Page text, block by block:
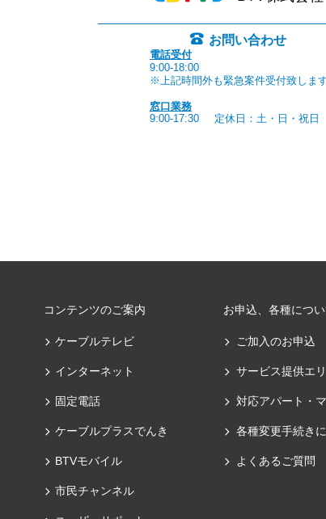
お問い合わせ
電話受付
9:00-18:00
※上記時間外も緊急案件受付致します
窓口業務
9:00-17:30
定休日：土・日・祝日
コンテンツのご案内
ケーブルテレビ
インターネット
固定電話
ケーブルプラスでんき
BTVモバイル
市民チャンネル
お申込、各種につい
ご加入のお申込
サービス提供エ
対応アパート・
各種変更手続き
よくあるご質問